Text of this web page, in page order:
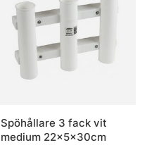
Spöhållare 3 fack vit
medium 22x5x30cm